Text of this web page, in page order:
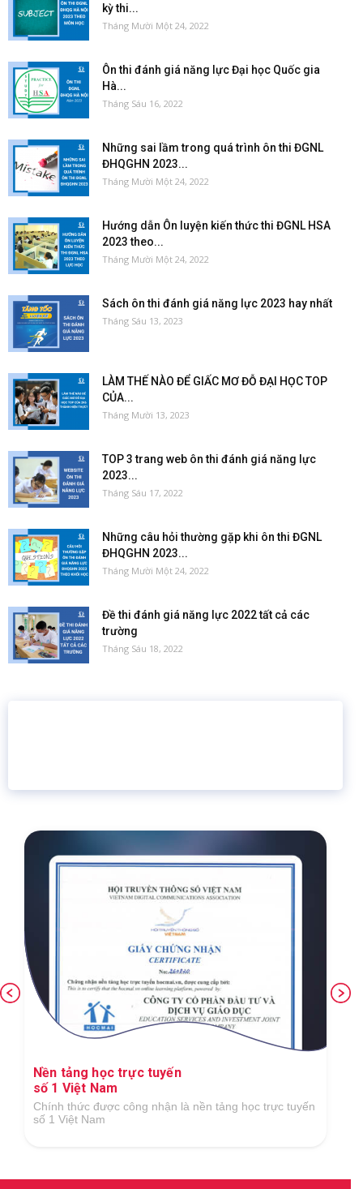
kỳ thi...
Tháng Mười Một 24, 2022
Ôn thi đánh giá năng lực Đại học Quốc gia
Hà...
Tháng Sáu 16, 2022
Những sai lầm trong quá trình ôn thi ĐGNL
ĐHQGHN 2023...
Tháng Mười Một 24, 2022
Hướng dẫn Ôn luyện kiến thức thi ĐGNL HSA
2023 theo...
Tháng Mười Một 24, 2022
Sách ôn thi đánh giá năng lực 2023 hay nhất
Tháng Sáu 13, 2023
LÀM THẾ NÀO ĐỂ GIẤC MƠ ĐỖ ĐẠI HỌC TOP
CỦA...
Tháng Mười 13, 2023
TOP 3 trang web ôn thi đánh giá năng lực
2023...
Tháng Sáu 17, 2022
Những câu hỏi thường gặp khi ôn thi ĐGNL
ĐHQGHN 2023...
Tháng Mười Một 24, 2022
Đề thi đánh giá năng lực 2022 tất cả các
trường
Tháng Sáu 18, 2022
Nền tảng học trực tuyến
số 1 Việt Nam
Chính thức được công nhận là nền tảng học trực tuyến
số 1 Việt Nam